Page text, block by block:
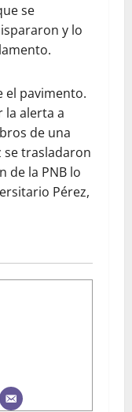
se
y lo
el pavimento.
la alerta a
de una
se trasladaron
de la PNB lo
Pérez,